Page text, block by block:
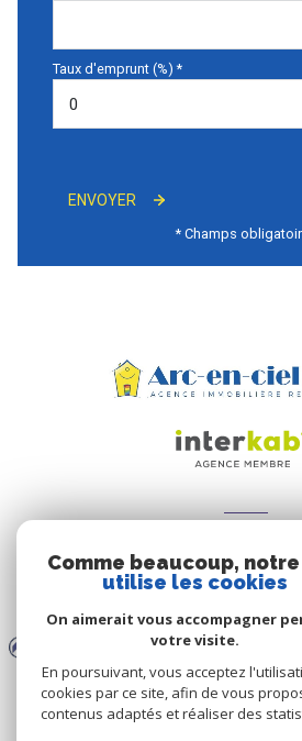
Taux d'emprunt (%) *
ENVOYER
* Champs
Nous
Comme beaucoup,
utilise les cookies
On aimerait vous accompagner
votre visite.
En poursuivant, vous acceptez
cookies par ce site, afin de vous
contenus adaptés et réaliser des